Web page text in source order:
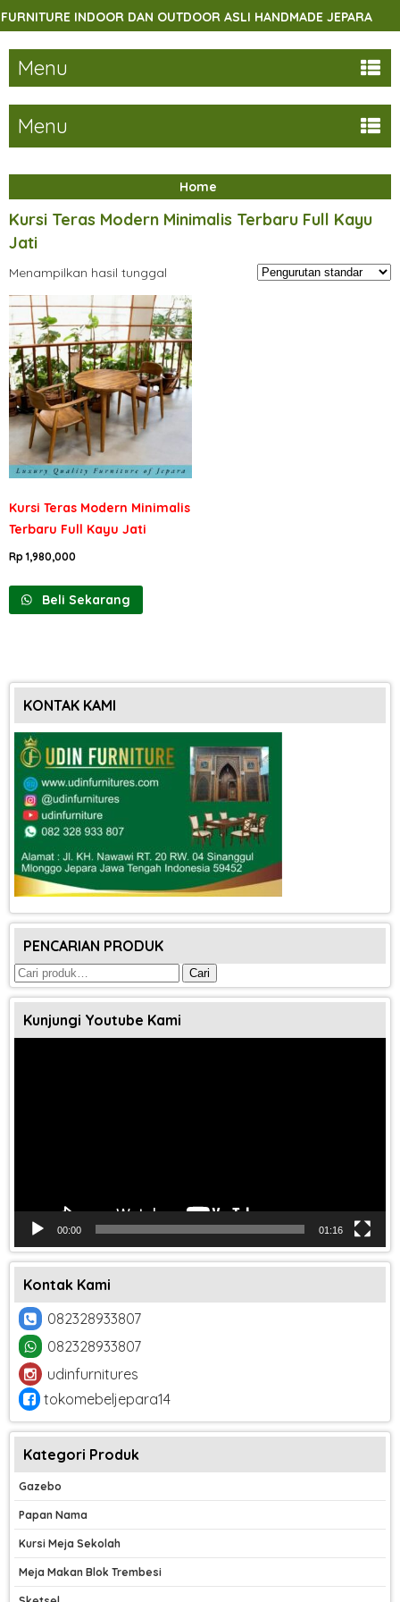
INDOOR DAN OUTDOOR ASLI HANDMADE JEPARA
Menu
Menu
Home
Kursi Teras Modern Minimalis Terbaru Full Kayu
Jati
Menampilkan hasil tunggal
Kursi Teras Modern Minimalis
Terbaru Full Kayu Jati
Rp 1,980,000
Beli Sekarang
KONTAK KAMI
PENCARIAN PRODUK
Pencarian
untuk:
Cari
Kunjungi Youtube Kami
00:00 01:16
Kontak Kami
082328933807
082328933807
udinfurnitures
tokomebeljepara14
Kategori Produk
Gazebo
Papan Nama
Kursi Meja Sekolah
Meja Makan Blok Trembesi